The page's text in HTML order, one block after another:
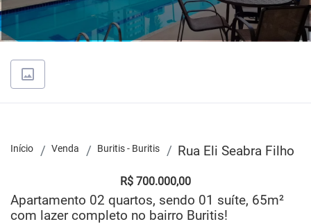
Início Venda Buritis - Buritis Rua Eli Seabra Filho
R$ 700.000,00
Apartamento 02 quartos, sendo 01 suíte, 65m²
com lazer completo no bairro Buritis!